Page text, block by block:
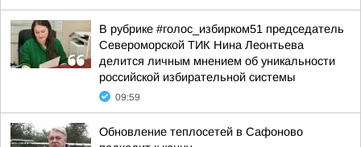
В рубрике #голос_избирком51 председатель
Североморской ТИК Нина Леонтьева
делится личным мнением об уникальности
российской избирательной системы
09:59
Обновление теплосетей в Сафоново